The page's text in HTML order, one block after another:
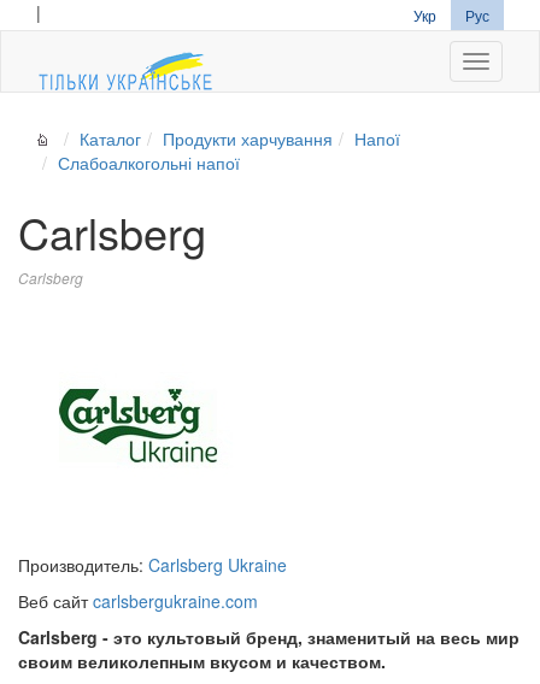
| Укр Рус
Каталог Продукти харчування
Напої
Слабоалкогольні напої
Carlsberg
Carlsberg
Производитель: Carlsberg Ukraine
Веб сайтcarlsbergukraine.com
Carlsberg - это культовый бренд, знаменитый на весь мир
своим великолепным вкусом и качеством.